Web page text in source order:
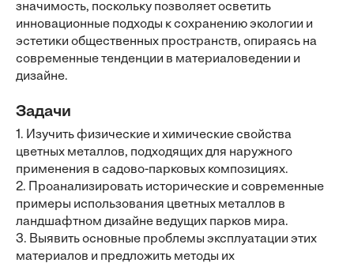
значимость, поскольку позволяет осветить
инновационные подходы к сохранению экологии и
эстетики общественных пространств, опираясь на
современные тенденции в материаловедении и
дизайне.
Задачи
1. Изучить физические и химические свойства
цветных металлов, подходящих для наружного
применения в садово-парковых композициях.
2. Проанализировать исторические и современные
примеры использования цветных металлов в
ландшафтном дизайне ведущих парков мира.
3. Выявить основные проблемы эксплуатации этих
материалов и предложить методы их